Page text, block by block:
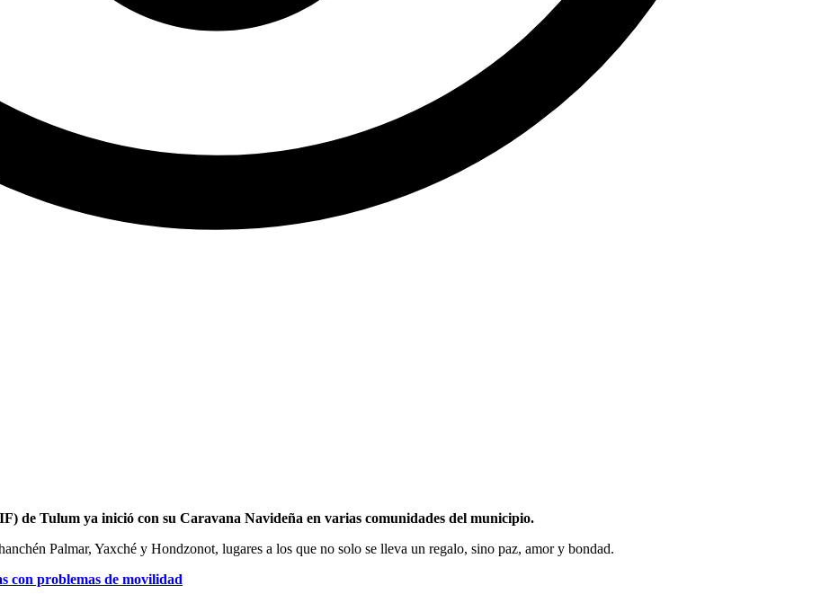
de Tulum ya inició con su Caravana Navideña en varias comunidades del municipio.
Palmar, Yaxché y Hondzonot, lugares a los que no solo se lleva un regalo, sino paz, amor y bondad.
con problemas de movilidad